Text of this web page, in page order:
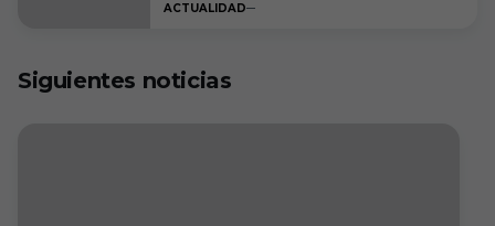
cumplir”
ACTUALIDAD
Siguientes noticias